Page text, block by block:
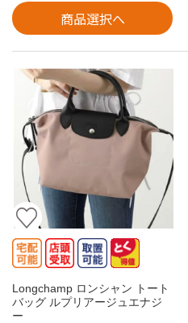
商品選択へ
Longchamp ロンシャン トート
バッグ ルプリアージュエナジ
ー